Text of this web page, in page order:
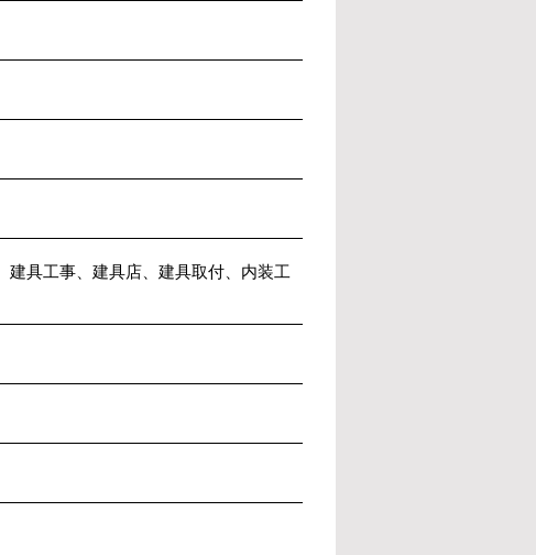
具工事、建具店、建具取付、内装工